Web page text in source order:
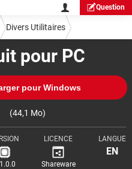
Question
pour PC
pour Windows
(44,1 Mo)
LICENCE
Shareware
LANGUE
EN
Divers Utilitaires